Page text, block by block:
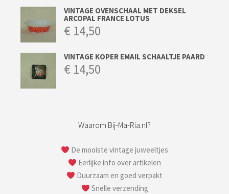
VINTAGE OVENSCHAAL MET DEKSEL
ARCOPAL FRANCE LOTUS
€ 14,50
VINTAGE KOPER EMAIL SCHAALTJE PAARD
€ 14,50
Waarom Bij-Ma-Ria.nl?
De mooiste vintage juweeltjes
Eerlijke info over artikelen
Duurzaam en goed verpakt
Snelle verzending